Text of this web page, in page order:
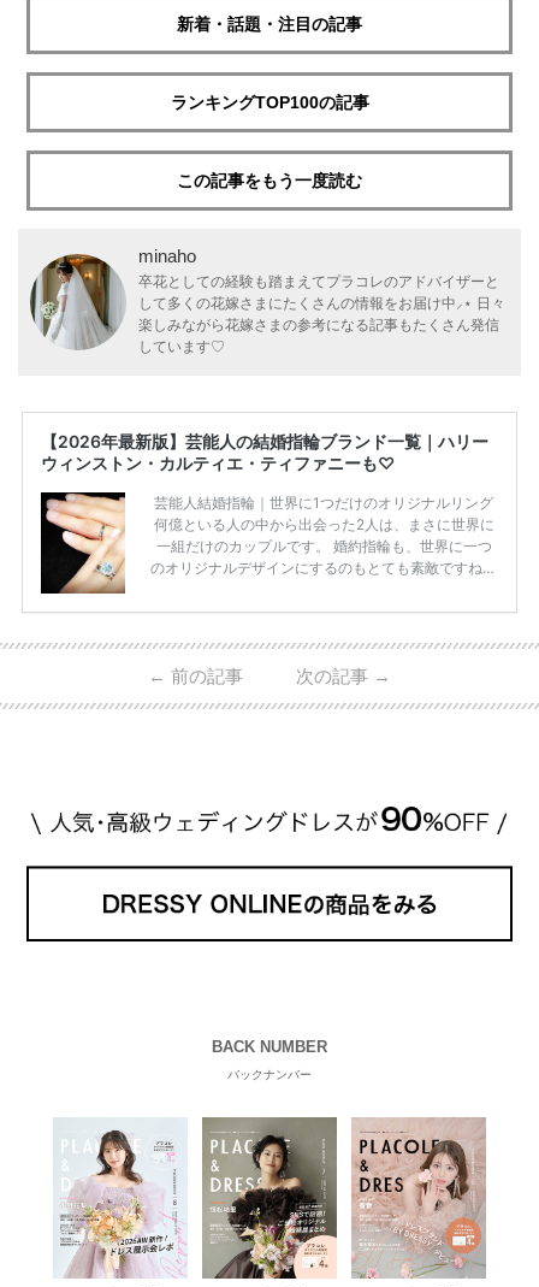
新着・話題・注目の記事
ランキングTOP100の記事
この記事をもう一度読む
minaho
卒花としての経験も踏まえてプラコレのアドバイザーと
して多くの花嫁さまにたくさんの情報をお届け中⸝⋆ 日々
楽しみながら花嫁さまの参考になる記事もたくさん発信
しています♡
【2026年最新版】芸能人の結婚指輪ブランド一覧｜ハリー
ウィンストン・カルティエ・ティファニーも♡
芸能人結婚指輪｜世界に1つだけのオリジナルリング
何億といる人の中から出会った2人は、まさに世界に
一組だけのカップルです。 婚約指輪も、世界に一つ
のオリジナルデザインにするのもとても素敵ですね♡
のを形にするのも想い出になります。 上戸彩さん・H
HPより引用 2011年9月に結婚した女優の上戸彩さん
とEXILEのHIROさん。 上戸さんに贈った婚約指輪
← 前の記事 次の記事 →
BACK NUMBER
バックナンバー